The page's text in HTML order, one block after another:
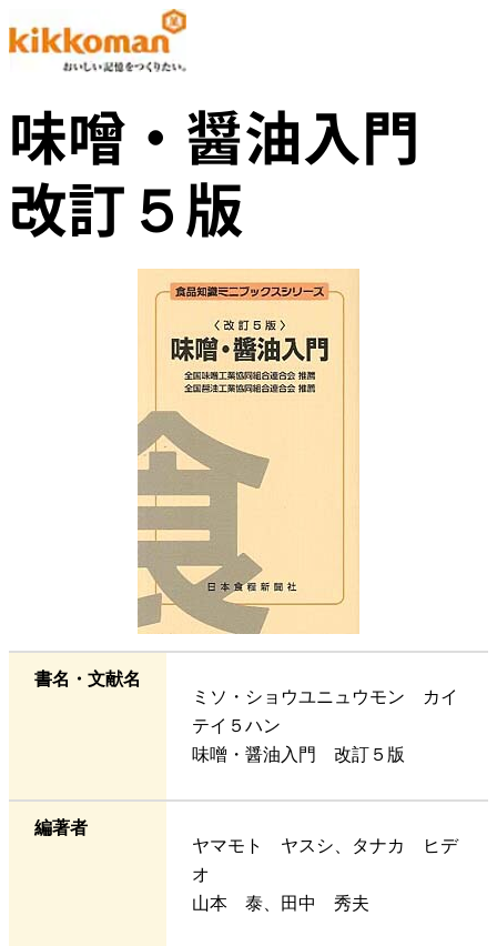
味噌・醤油入門
改訂５版
書名・文献名
ミソ・ショウユニュウモン カイ
テイ５ハン
味噌・醤油入門 改訂５版
編著者
ヤマモト ヤスシ、タナカ ヒデ
オ
山本 泰、田中 秀夫